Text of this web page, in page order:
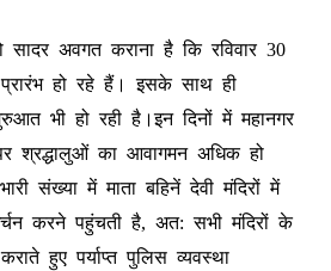
अवगत कराना है कि रविवार 30
प्रारंभ हो रहे हैं। इसके साथ ही
भी हो रही है।इन दिनों में महानगर
श्रद्धालुओं का आवागमन अधिक हो
संख्या में माता बहिनें देवी मंदिरों में
करने पहुंचती है, अत: सभी मंदिरों के
हुए पर्याप्त पुलिस व्यवस्था